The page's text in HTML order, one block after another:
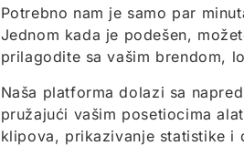
Potrebno nam je samo par
Jednom kada je podešen,
prilagodite sa vašim brendom,
Naša platforma dolazi sa
pružajući vašim posetiocima
klipova, prikazivanje statistike i